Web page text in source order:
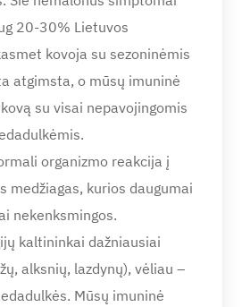
20-30% Lietuvos
kovoja su sezoninėmis
atgimsta, o mūsų imuninė
su visai nepavojingomis
organizmo reakcija į
medžiagas, kurios daugumai
nekenksmingos.
kaltininkai dažniausiai
alksnių, lazdynų), vėliau –
Mūsų imuninė